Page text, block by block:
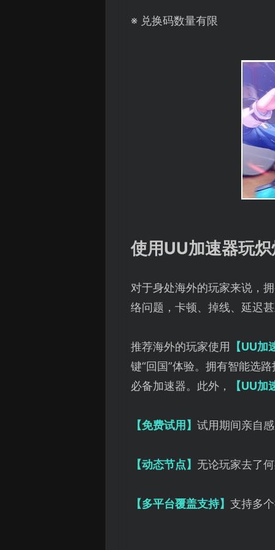
※ 兑换码数量有限
使用UU加速器玩
对于身处海外的玩家来说，
络问题，卡顿、掉线、延迟
推荐海外的玩家使用
【UU加
键“回国”体验。拥有智能选
必备加速器。此外，
【UU加
【免费试用】 试用期间亲自
【动态节点】 无论玩家去了
【多平台覆盖支持】 支持多